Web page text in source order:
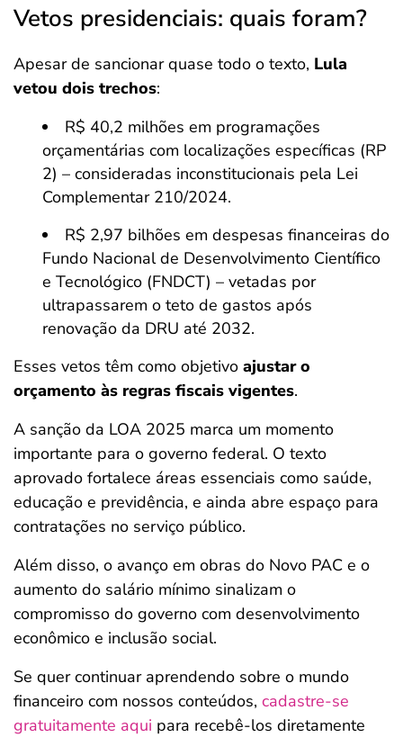
Vetos presidenciais: quais foram?
Apesar de sancionar quase todo o texto, Lula
vetou dois trechos:
R$ 40,2 milhões em programações
orçamentárias com localizações específicas (RP
2) – consideradas inconstitucionais pela Lei
Complementar 210/2024.
R$ 2,97 bilhões em despesas financeiras do
Fundo Nacional de Desenvolvimento Científico
e Tecnológico (FNDCT) – vetadas por
ultrapassarem o teto de gastos após
renovação da DRU até 2032.
Esses vetos têm como objetivo ajustar o
orçamento às regras fiscais vigentes.
A sanção da LOA 2025 marca um momento
importante para o governo federal. O texto
aprovado fortalece áreas essenciais como saúde,
educação e previdência, e ainda abre espaço para
contratações no serviço público.
Além disso, o avanço em obras do Novo PAC e o
aumento do salário mínimo sinalizam o
compromisso do governo com desenvolvimento
econômico e inclusão social.
Se quer continuar aprendendo sobre o mundo
financeiro com nossos conteúdos, cadastre-se
gratuitamente aqui para recebê-los diretamente